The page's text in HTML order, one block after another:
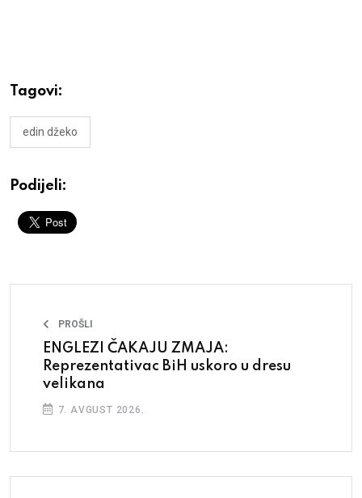
Tagovi:
edin džeko
Podijeli:
PROŠLI
ENGLEZI ČAKAJU ZMAJA:
Reprezentativac BiH uskoro u dresu
velikana
7. AVGUST 2026.